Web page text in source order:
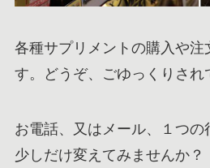
各種サプリメントの購入や注
す。どうぞ、ごゆっくりされ
お電話、又はメール、１つの
少しだけ変えてみませんか？